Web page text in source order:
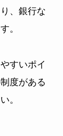
、銀行な
。
すいポイ
度がある
。